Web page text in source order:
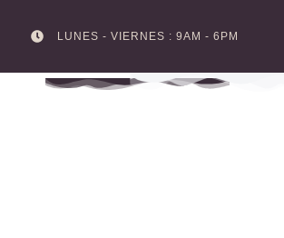
to
LUNES - VIERNES : 9AM - 6PM